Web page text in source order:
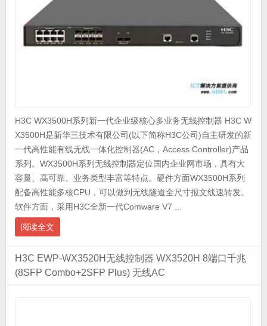
H3C WX3500H系列新一代企业级核心多业务无线控制器 H3C W
X3500H是新华三技术有限公司(以下简称H3C公司)自主研发的新
一代高性能有线无线一体化控制器(AC，Access Controller)产品
系列。WX3500H系列无线控制器定位国内企业网市场，具有大
容量、高可靠、业务类型丰富等特点。硬件方面WX3500H系列
配备高性能多核CPU，可以做到无线隧道全尺寸报文线速转发。
软件方面，采用H3C全新一代Comware V7 ...
阅读全文
H3C EWP-WX3520H无线控制器 WX3520H 8端口千兆
(8SFP Combo+2SFP Plus) 无线AC